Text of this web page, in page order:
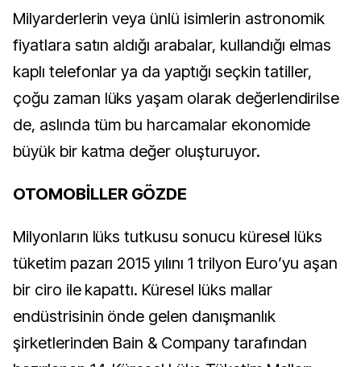
Milyarderlerin veya ünlü isimlerin astronomik
fiyatlara satın aldığı arabalar, kullandığı elmas
kaplı telefonlar ya da yaptığı seçkin tatiller,
çoğu zaman lüks yaşam olarak değerlendirilse
de, aslında tüm bu harcamalar ekonomide
büyük bir katma değer oluşturuyor.
OTOMOBİLLER GÖZDE
Milyonların lüks tutkusu sonucu küresel lüks
tüketim pazarı 2015 yılını 1 trilyon Euro’yu aşan
bir ciro ile kapattı. Küresel lüks mallar
endüstrisinin önde gelen danışmanlık
şirketlerinden Bain & Company tarafından